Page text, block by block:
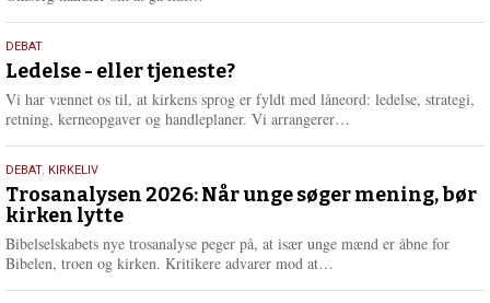
e
r
e
10.
juni
2026
DEBAT
Ledelse - eller tjeneste?
Vi har vænnet os til, at kirkens sprog er fyldt med låneord: ledelse, strategi,
retning, kerneopgaver og handleplaner. Vi arrangerer…
e
2.
juni
2026
DEBAT, KIRKELIV
Trosanalysen 2026: Når unge søger mening, bør
kirken lytte
Bibelselskabets nye trosanalyse peger på, at især unge mænd er åbne for
Bibelen, troen og kirken. Kritikere advarer mod at…